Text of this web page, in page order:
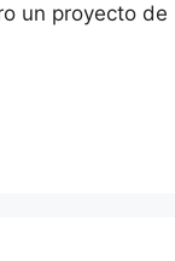
un proyecto de